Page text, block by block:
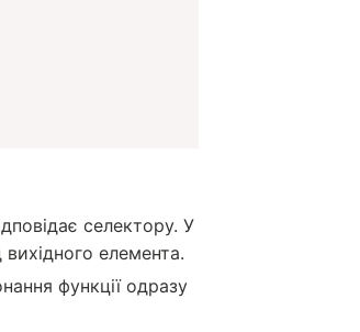
селектору. У
елемента.
функції одразу